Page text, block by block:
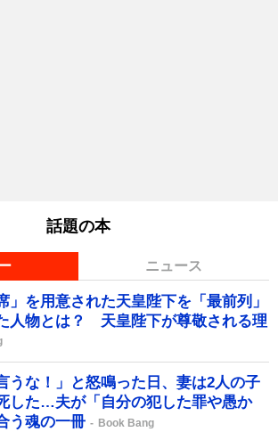
話題の本
ニュース
」を用意された天皇陛下を「最前列」
人物とは？ 天皇陛下が尊敬される理
うな！」と怒鳴った日、妻は2人の子
した…夫が「自分の犯した罪や愚か
う魂の一冊
Book Bang